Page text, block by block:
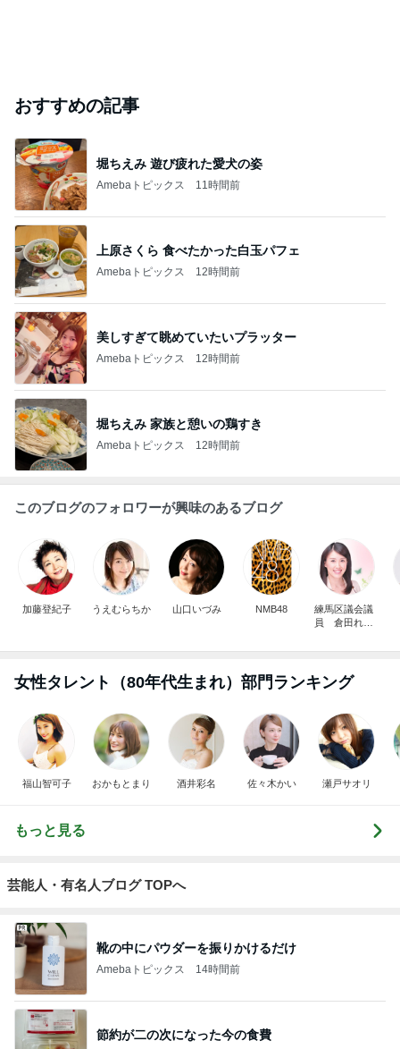
おすすめの記事
堀ちえみ 遊び疲れた愛犬の姿
Amebaトピックス 11時間前
上原さくら 食べたかった白玉パフェ
Amebaトピックス 12時間前
美しすぎて眺めていたいプラッター
Amebaトピックス 12時間前
堀ちえみ 家族と憩いの鶏すき
Amebaトピックス 12時間前
このブログのフォロワーが興味のあるブログ
加藤登紀子 うえむらちか 山口いづみ NMB48
練馬区議会議
員 倉田れい
女性タレント（80年代生まれ）部門ランキング
福山智可子 おかもとまり 酒井彩名 佐々木かい 瀬戸サオリ
もっと見る
芸能人・有名人ブログ TOPへ
靴の中にパウダーを振りかけるだけ
Amebaトピックス 14時間前
節約が二の次になった今の食費